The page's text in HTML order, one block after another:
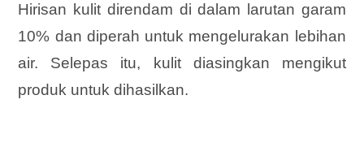
Hirisan kulit direndam di dalam larutan garam
10% dan diperah untuk mengelurakan lebihan
air. Selepas itu, kulit diasingkan mengikut
produk untuk dihasilkan.